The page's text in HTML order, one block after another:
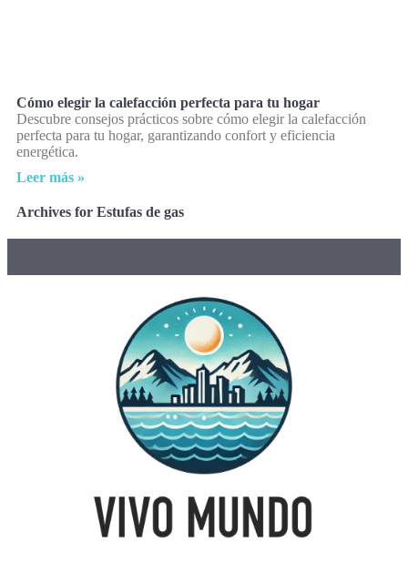
Cómo elegir la calefacción perfecta para tu hogar
Descubre consejos prácticos sobre cómo elegir la calefacción
perfecta para tu hogar, garantizando confort y eficiencia
energética.
Leer más »
Archives for Estufas de gas